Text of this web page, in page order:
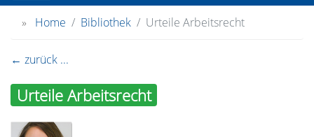
» Home Bibliothek Urteile Arbeitsrecht
Urteile Arbeitsrecht
← zurück ...